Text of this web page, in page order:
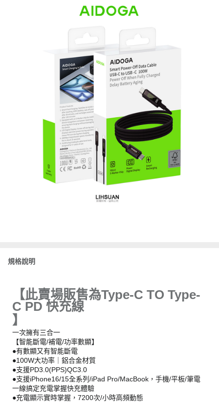
規格說明
【此賣場販售為Type-C TO Type-
C PD 快充線
】
一次擁有三合一
【智能斷電/補電/功率數顯】
●有數顯又有智能斷電
●100W大功率｜鋁合金材質
●支援PD3.0(PPS)QC3.0
●支援iPhone16/15全系列/iPad Pro/MacBook，手機/平板/筆電
一線搞定充電掌握快充體驗
●充電顯示實時掌握，7200次/小時高頻動態